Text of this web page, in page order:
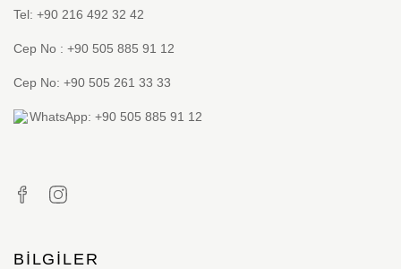
Tel: +90 216 492 32 42
Cep No : +90 505 885 91 12
Cep No: +90 505 261 33 33
WhatsApp: +90 505 885 91 12
BILGILER